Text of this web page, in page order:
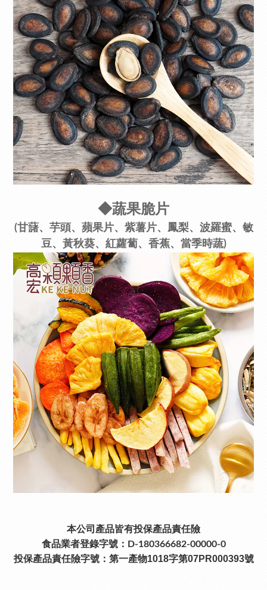
◆蔬果脆片
(甘藷、芋頭、蘋果片、紫薯片、鳳梨、波羅蜜、敏
豆、黃秋葵、紅蘿蔔、香蕉、當季時蔬)
本公司產品皆有投保產品責任險
食品業者登錄字號：D-180366682-00000-0
投保產品責任險字號： 第一產物1018字第07PR000393號